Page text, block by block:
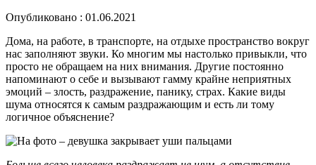
Опубликовано : 01.06.2021
Дома, на работе, в транспорте, на отдыхе пространство вокруг
нас заполняют звуки. Ко многим мы настолько привыкли, что
просто не обращаем на них внимания. Другие постоянно
напоминают о себе и вызывают гамму крайне неприятных
эмоций – злость, раздражение, панику, страх. Какие виды
шума относятся к самым раздражающим и есть ли тому
логичное объяснение?